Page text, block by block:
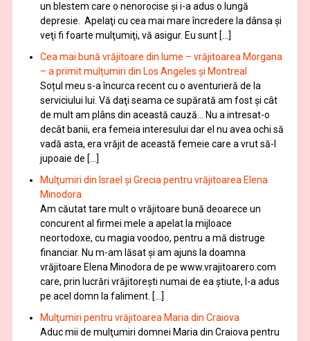
un blestem care o nenorocise și i-a adus o lungă
depresie. Apelaţi cu cea mai mare încredere la dânsa şi
veţi fi foarte mulţumiţi, vă asigur. Eu sunt […]
Cea mai bună vrăjitoare din lume – vrăjitoarea Morgana
– a primit mulțumiri din Los Angeles și Montreal
Soțul meu s-a încurca recent cu o aventurieră de la
serviciului lui. Vă daţi seama ce supărată am fost şi cât
de mult am plâns din această cauză… Nu a intresat-o
decât banii, era femeia interesului dar el nu avea ochi să
vadă asta, era vrăjit de această femeie care a vrut să-l
jupoaie de […]
Mulţumiri din Israel și Grecia pentru vrăjitoarea Elena
Minodora
Am căutat tare mult o vrăjitoare bună deoarece un
concurent al firmei mele a apelat la mijloace
neortodoxe, cu magia voodoo, pentru a mă distruge
financiar. Nu m-am lăsat şi am ajuns la doamna
vrăjitoare Elena Minodora de pe www.vrajitoarero.com
care, prin lucrări vrăjitorești numai de ea ştiute, l-a adus
pe acel domn la faliment. […]
Mulţumiri pentru vrăjitoarea Maria din Craiova
Aduc mii de mulţumiri domnei Maria din Craiova pentru